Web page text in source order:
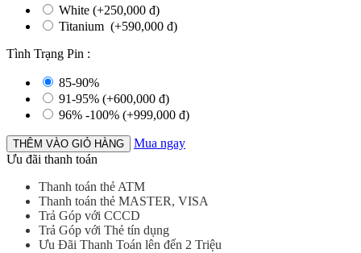
White (+250,000 đ)
Titanium (+590,000 đ)
Tình Trạng Pin :
85-90%
91-95% (+600,000 đ)
96% -100% (+999,000 đ)
THÊM VÀO GIỎ HÀNG
Mua ngay
Ưu đãi thanh toán
Thanh toán thẻ ATM
Thanh toán thẻ MASTER, VISA
Trả Góp với CCCD
Trả Góp với Thẻ tín dụng
Ưu Đãi Thanh Toán lên đến 2 Triệu